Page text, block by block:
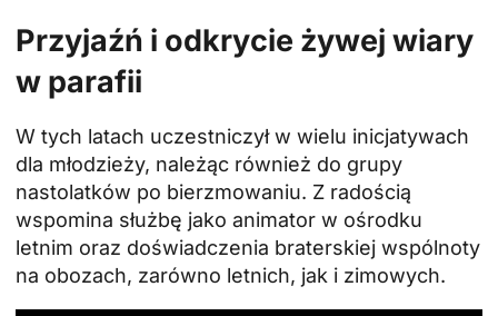
Przyjaźń i odkrycie żywej wiary
w parafii
W tych latach uczestniczył w wielu inicjatywach
dla młodzieży, należąc również do grupy
nastolatków po bierzmowaniu. Z radością
wspomina służbę jako animator w ośrodku
letnim oraz doświadczenia braterskiej wspólnoty
na obozach, zarówno letnich, jak i zimowych.